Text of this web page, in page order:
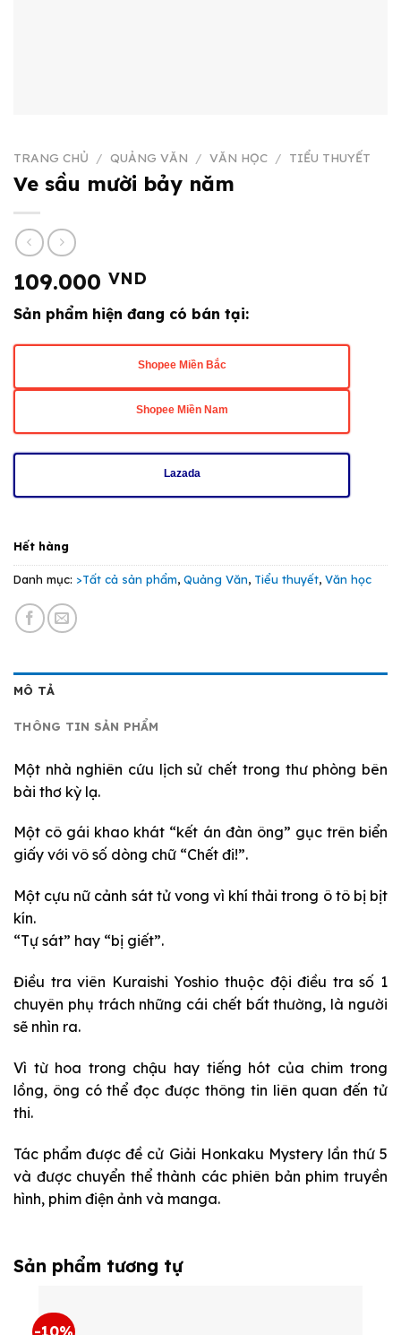
TRANG CHỦ / QUẢNG VĂN / VĂN HỌC / TIỂU THUYẾT
Ve sầu mười bảy năm
109.000 VND
Sản phẩm hiện đang có bán tại:
Shopee Miền Bắc
Shopee Miền Nam
Lazada
Hết hàng
Danh mục: >Tất cả sản phẩm, Quảng Văn, Tiểu thuyết, Văn học
MÔ TẢ
THÔNG TIN SẢN PHẨM
Một nhà nghiên cứu lịch sử chết trong thư phòng bên
bài thơ kỳ lạ.
Một cô gái khao khát “kết án đàn ông” gục trên biển
giấy với vô số dòng chữ “Chết đi!”.
Một cựu nữ cảnh sát tử vong vì khí thải trong ô tô bị bịt
kín.
“Tự sát” hay “bị giết”.
Điều tra viên Kuraishi Yoshio thuộc đội điều tra số 1
chuyên phụ trách những cái chết bất thường, là người
sẽ nhìn ra.
Vì từ hoa trong chậu hay tiếng hót của chim trong
lồng, ông có thể đọc được thông tin liên quan đến tử
thi.
Tác phẩm được đề cử Giải Honkaku Mystery lần thứ 5
và được chuyển thể thành các phiên bản phim truyền
hình, phim điện ảnh và manga.
Sản phẩm tương tự
-10%